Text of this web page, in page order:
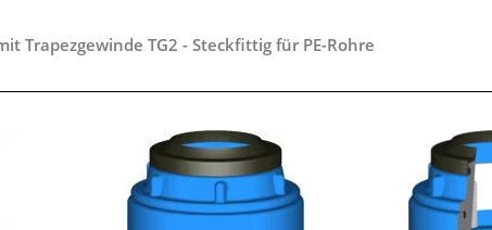
Trapezgewinde TG2 - Steckfittig für PE-Rohre